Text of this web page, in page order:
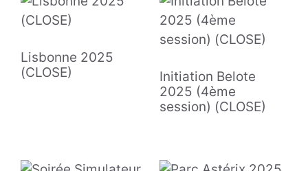
Lisbonne 2025
(CLOSE)
Initiation Belote
2025 (4ème
session) (CLOSE)